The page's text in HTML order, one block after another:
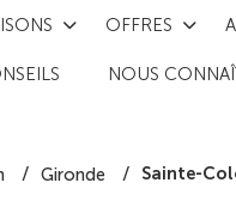
OFFRES
NOUS
Gironde Sainte-